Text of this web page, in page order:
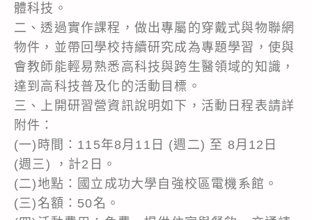
體科技。
二、透過實作課程，做出專屬的穿戴式與物聯網
物件，並帶回學校持續研究成為專題學習，使與
會教師能輕易熟悉高科技與跨生醫領域的知識，
達到高科技普及化的活動目標。
三、上開研習營資訊說明如下，活動日程表請詳
附件：
(一)時間：115年8月11日 (週二) 至 8月12日
(週三) ，計2日。
(二)地點：國立成功大學自強校區電機系館。
(三)名額：50名。